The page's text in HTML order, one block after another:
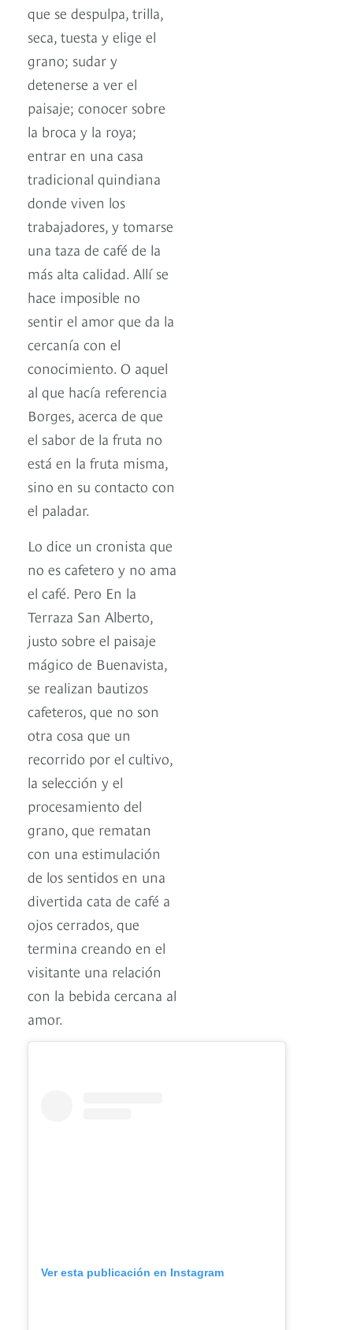
que se despulpa, trilla,
seca, tuesta y elige el
grano; sudar y
detenerse a ver el
paisaje; conocer sobre
la broca y la roya;
entrar en una casa
tradicional quindiana
donde viven los
trabajadores, y tomarse
una taza de café de la
más alta calidad. Allí se
hace imposible no
sentir el amor que da la
cercanía con el
conocimiento. O aquel
al que hacía referencia
Borges, acerca de que
el sabor de la fruta no
está en la fruta misma,
sino en su contacto con
el paladar.
Lo dice un cronista que
no es cafetero y no ama
el café. Pero En la
Terraza San Alberto,
justo sobre el paisaje
mágico de Buenavista,
se realizan bautizos
cafeteros, que no son
otra cosa que un
recorrido por el cultivo,
la selección y el
procesamiento del
grano, que rematan
con una estimulación
de los sentidos en una
divertida cata de café a
ojos cerrados, que
termina creando en el
visitante una relación
con la bebida cercana al
amor.
Ver esta publicación en Instagram